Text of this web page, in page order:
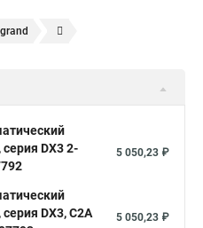
DX3 2-
5 050,23 ₽
DX3, С2A
5 050,23 ₽